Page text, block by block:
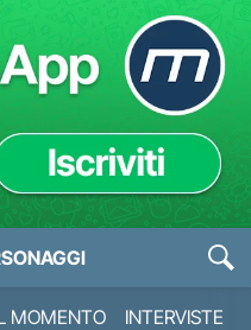
MOMENTO INTERVISTE